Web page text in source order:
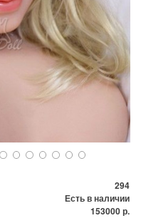
294
Есть в наличии
153000 р.